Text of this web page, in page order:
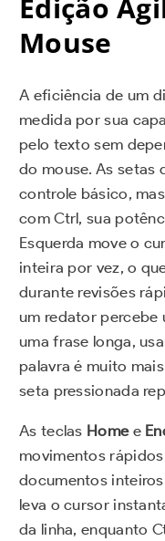
Edição
Mouse
A eficiência de um
medida por sua
pelo texto sem
do mouse. As setas
controle básico,
com Ctrl, sua
Esquerda move o
inteira por vez, o
durante revisões
um redator percebe
uma frase longa,
palavra é muito
seta pressionada
As teclas Homee
movimentos
documentos
leva o cursor
da linha, enquanto